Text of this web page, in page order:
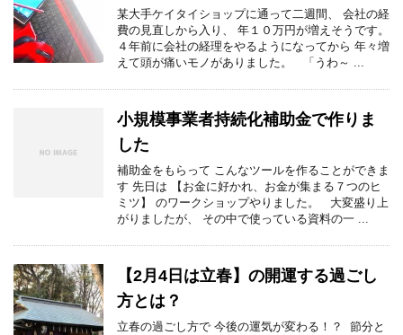
某大手ケイタイショップに通って二週間、 会社の経
費の見直しから入り、 年１０万円が増えそうです。
４年前に会社の経理をやるようになってから 年々増
えて頭が痛いモノがありました。 「うわ～ ...
小規模事業者持続化補助金で作りま
した
補助金をもらって こんなツールを作ることができま
す 先日は 【お金に好かれ、お金が集まる７つのヒ
ミツ】 のワークショップやりました。 大変盛り上
がりましたが、 その中で使っている資料の一 ...
【2月4日は立春】の開運する過ごし
方とは？
立春の過ごし方で 今後の運気が変わる！？ 節分と